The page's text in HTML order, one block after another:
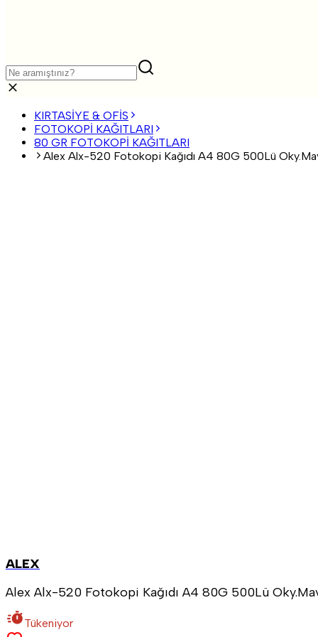
KIRTASİYE & OFİS
FOTOKOPİ KAĞITLARI
80 GR FOTOKOPİ KAĞITLARI
Alex Alx-520 Fotokopi Kağıdı A4 80G 500Lü
ALEX
Alex Alx-520 Fotokopi Kağıdı A4 80G 500Lü
Tükeniyor